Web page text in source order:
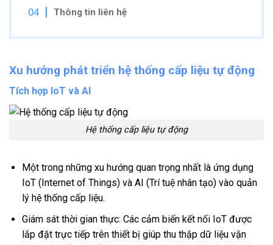
Thông tin liên hệ
Xu hướng phát triển hệ thống cấp liệu tự động
Tích hợp IoT và AI
Hệ thống cấp liệu tự động
Một trong những xu hướng quan trọng nhất là ứng dụng
IoT (Internet of Things) và AI (Trí tuệ nhân tạo) vào quản
lý hệ thống cấp liệu.
Giám sát thời gian thực: Các cảm biến kết nối IoT được
lắp đặt trực tiếp trên thiết bị giúp thu thập dữ liệu vận